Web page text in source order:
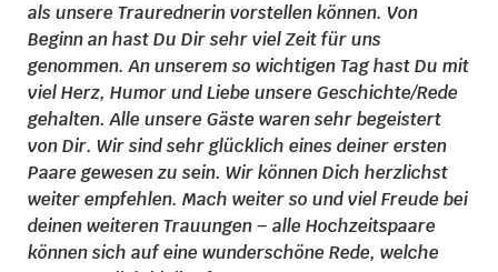
als unsere Traurednerin vorstellen können. Von
Beginn an hast Du Dir sehr viel Zeit für uns
genommen. An unserem so wichtigen Tag hast Du mit
viel Herz, Humor und Liebe unsere Geschichte/Rede
gehalten. Alle unsere Gäste waren sehr begeistert
von Dir. Wir sind sehr glücklich eines deiner ersten
Paare gewesen zu sein. Wir können Dich herzlichst
weiter empfehlen. Mach weiter so und viel Freude bei
deinen weiteren Trauungen – alle Hochzeitspaare
können sich auf eine wunderschöne Rede, welche